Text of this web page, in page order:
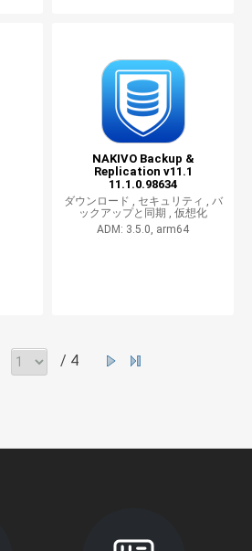
NAKIVO Backup &
Replication v11.1
11.1.0.98634
ダウンロード , セキュリティ ,
バ
ックアップと同期 , 仮想化
ADM: 3.5.0, arm64
/ 4